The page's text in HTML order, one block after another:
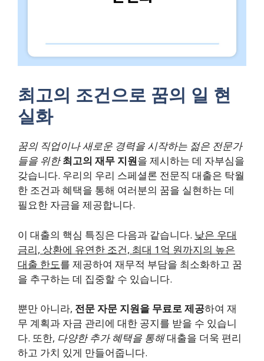
최고의 조건으로 꿈의 일 현
실화
꿈의 직업이나 새로운 경력을 시작하는 젊은 전문가
들을 위한 최고의 재무 지원을 제시하는 데 자부심을
갖습니다. 우리의 우리 스페셜론 전문직 대출은 탁월
한 조건과 혜택을 통해 여러분의 꿈을 실현하는 데
필요한 자금을 제공합니다.
이 대출의 핵심 특징은 다음과 같습니다. 낮은 우대
금리, 상환에 유연한 조건, 최대 1억 원까지의 높은
대출 한도를 제공하여 재무적 부담을 최소화하고 꿈
을 추구하는 데 집중할 수 있습니다.
뿐만 아니라, 전문 자문 지원을 무료로 제공하여 재
무 계획과 자금 관리에 대한 공지를 받을 수 있습니
다. 또한, 다양한 추가 혜택을 통해대출을 더욱 편리
하고 가치 있게 만들어줍니다.